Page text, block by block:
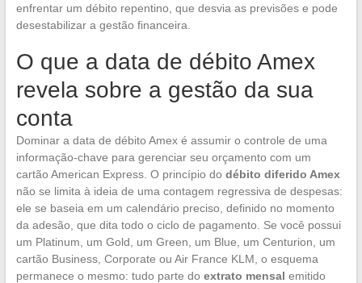
enfrentar um débito repentino, que desvia as previsões e pode
desestabilizar a gestão financeira.
O que a data de débito Amex
revela sobre a gestão da sua
conta
Dominar a data de débito Amex é assumir o controle de uma
informação-chave para gerenciar seu orçamento com um
cartão American Express. O princípio do débito diferido Amex
não se limita à ideia de uma contagem regressiva de despesas:
ele se baseia em um calendário preciso, definido no momento
da adesão, que dita todo o ciclo de pagamento. Se você possui
um Platinum, um Gold, um Green, um Blue, um Centurion, um
cartão Business, Corporate ou Air France KLM, o esquema
permanece o mesmo: tudo parte do extrato mensal emitido